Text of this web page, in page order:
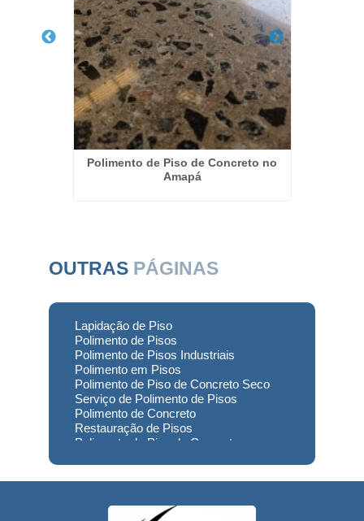
Polimento de Piso de Concreto no
Amapá
OUTRAS PÁGINAS
Lapidação de Piso
Polimento de Pisos
Polimento de Pisos Industriais
Polimento em Pisos
Polimento de Piso de Concreto Seco
Serviço de Polimento de Pisos
Polimento de Concreto
Restauração de Pisos
Polimento de Piso de Concreto
Preço
Restauração de Piso de Concreto